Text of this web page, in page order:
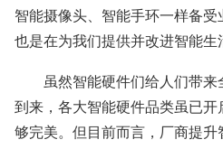
智能摄像头、智能手环一样备
也是在为我们提供并改进智能生
虽然智能硬件们给人们带来
到来，各大智能硬件品类虽已
够完美。但目前而言，厂商提